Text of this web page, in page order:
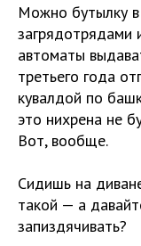
Можно бутылку
загрядотрядами
автоматы
третьего года
кувалдой по
это нихрена не
Вот, вообще.
Сидишь на
такой — а
запиздячивать?